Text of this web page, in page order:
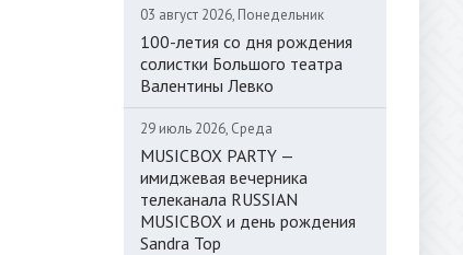
03 август 2026, Понедельник
100-летия со дня рождения
солистки Большого театра
Валентины Левко
29 июль 2026, Среда
MUSICBOX PARTY —
имиджевая вечерника
телеканала RUSSIAN
MUSICBOX и день рождения
Sandra Top